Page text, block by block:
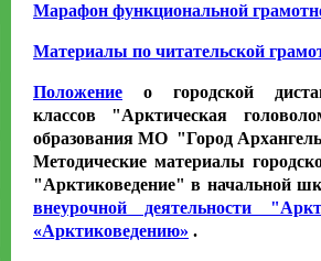
Марафон функциональной
Материалы по читательской
Положение о городской
классов "Арктическая
образования МО "Город
Методические материалы
"Арктиковедение" в начальной
внеурочной деятельности
«Арктиковедению» .